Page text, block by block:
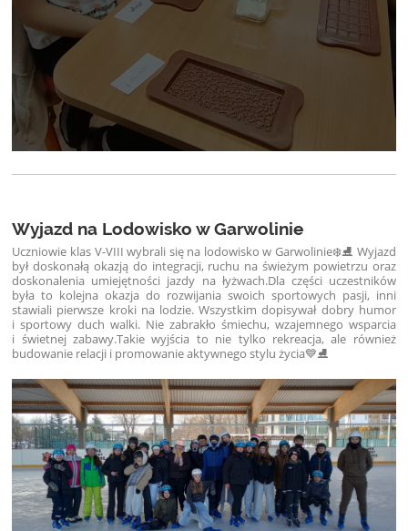
Wyjazd na Lodowisko w Garwolinie
Uczniowie klas V-VIII wybrali się na lodowisko w Garwolinie❄️⛸️ Wyjazd
był doskonałą okazją do integracji, ruchu na świeżym powietrzu oraz
doskonalenia umiejętności jazdy na łyżwach.Dla części uczestników
była to kolejna okazja do rozwijania swoich sportowych pasji, inni
stawiali pierwsze kroki na lodzie. Wszystkim dopisywał dobry humor
i sportowy duch walki. Nie zabrakło śmiechu, wzajemnego wsparcia
i świetnej zabawy.Takie wyjścia to nie tylko rekreacja, ale również
budowanie relacji i promowanie aktywnego stylu życia💙⛸️